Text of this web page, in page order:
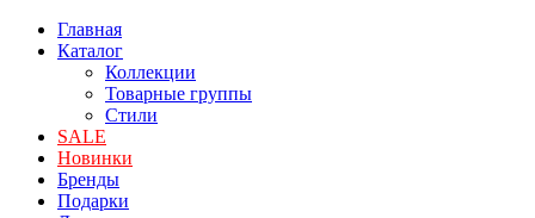
Главная
Каталог
Коллекции
Товарные группы
Стили
SALE
Новинки
Бренды
Подарки